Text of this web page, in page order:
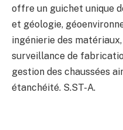
offre un guichet unique
et géologie,
ingénierie des
surveillance de
gestion des chaussées
étanchéité. S.ST-A.